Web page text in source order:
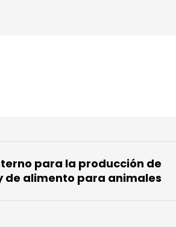
para la producción de
de alimento para animales